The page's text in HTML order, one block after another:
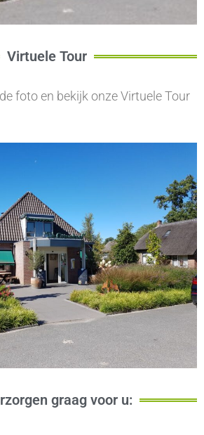
Virtuele Tour
foto en bekijk onze Virtuele Tour
graag voor u: